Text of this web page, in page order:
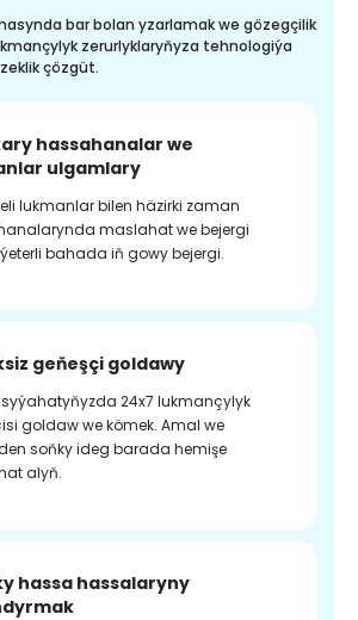
bar bolan yzarlamak we gözegçilik
zerurlyklaryňyza tehnologiýa
çözgüt.
hassahanalar we
ulgamlary
lukmanlar bilen häzirki zaman
maslahat we bejergi
bahada iň gowy bejergi.
geňeşçi goldawy
syýahatyňyzda 24x7 lukmançylyk
goldaw we kömek. Amal we
soňky ideg barada hemişe
alyň.
hassa hassalaryny